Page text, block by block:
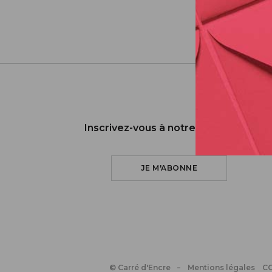
Inscrivez-vous à notre newsletter
JE M'ABONNE
© Carré d'Encre Mentions légales